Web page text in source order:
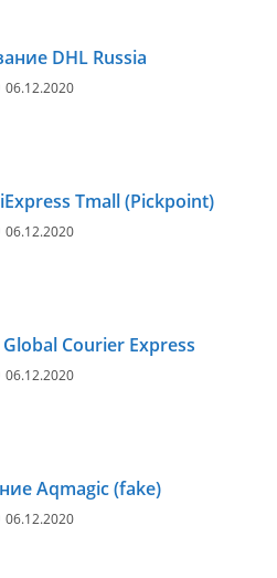
DHL Russia
06.12.2020
Tmall (Pickpoint)
06.12.2020
Courier Express
06.12.2020
Aqmagic (fake)
06.12.2020